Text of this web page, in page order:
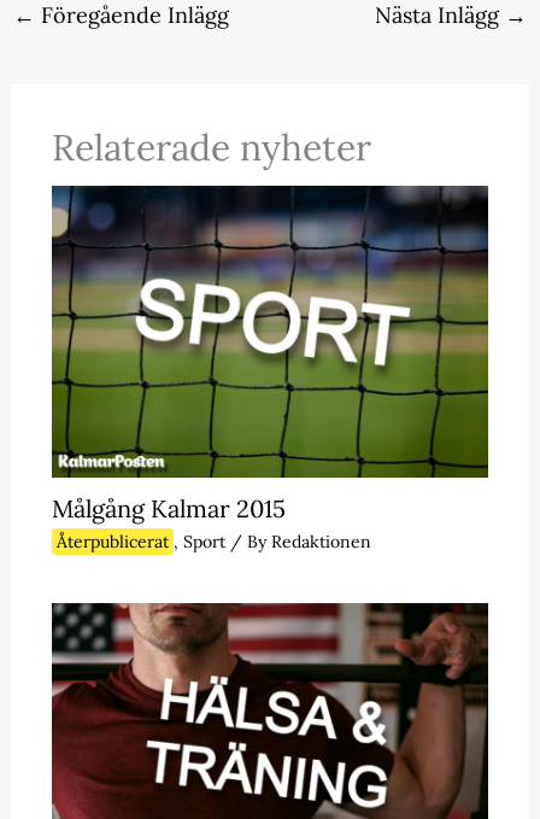
← Föregående Inlägg Nästa Inlägg →
Relaterade nyheter
Målgång Kalmar 2015
Återpublicerat , Sport/ ByRedaktionen